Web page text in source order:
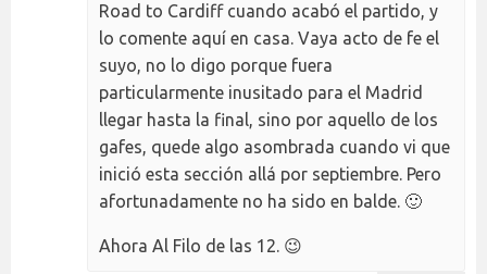
Road to Cardiff cuando acabó el partido, y
lo comente aquí en casa. Vaya acto de fe el
suyo, no lo digo porque fuera
particularmente inusitado para el Madrid
llegar hasta la final, sino por aquello de los
gafes, quede algo asombrada cuando vi que
inició esta sección allá por septiembre. Pero
afortunadamente no ha sido en balde. 🙂
Ahora Al Filo de las 12. 😉